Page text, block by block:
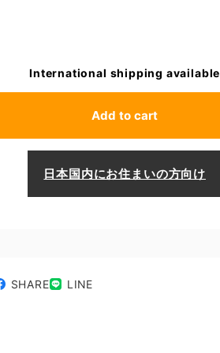
International shipping available
Add to cart
日本国内にお住まいの方向け
SHARE LINE